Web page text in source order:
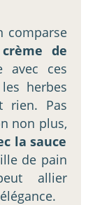
comparse
de
avec ces
herbes
rien. Pas
non plus,
la sauce
de pain
allier